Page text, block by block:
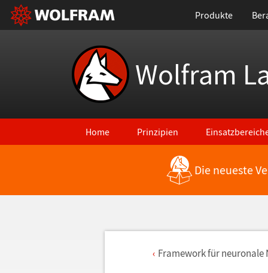
Produkte
Wolfram
Home Prinzipien
Die neueste
Framework für neuronale